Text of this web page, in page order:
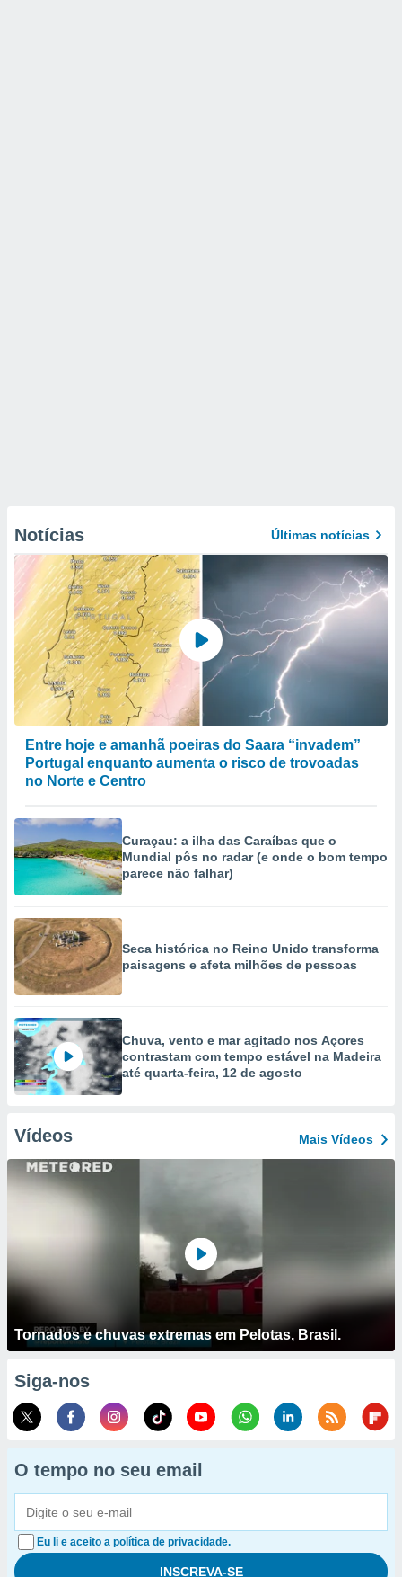
Notícias Últimas notícias
Entre hoje e amanhã poeiras do Saara “invadem”
Portugal enquanto aumenta o risco de trovoadas
no Norte e Centro
Curaçau: a ilha das Caraíbas que o
Mundial pôs no radar (e onde o bom tempo
parece não falhar)
Seca histórica no Reino Unido transforma
paisagens e afeta milhões de pessoas
Chuva, vento e mar agitado nos Açores
contrastam com tempo estável na Madeira
até quarta-feira, 12 de agosto
Vídeos Mais Vídeos
Tornados e chuvas extremas em Pelotas, Brasil.
Siga-nos
O tempo no seu email
Eu li e aceito a política de privacidade.